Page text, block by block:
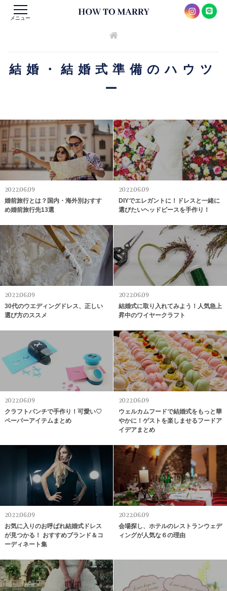
メニュー
結婚・結婚式準備のハウツ
ー
2022.06.09
婚前旅行とは？国内・海外別おすす
め婚前旅行先13選
2022.06.09
DIYでエレガントに！ドレスと一緒に
選びたいヘッドピースを手作り！
2022.06.09
30代のウエディングドレス、正しい
選び方のススメ
2022.06.09
結婚式に取り入れてみよう！人気急上
昇中のワイヤークラフト
2022.06.09
クラフトパンチで手作り！可愛い♡
ペーパーアイテムまとめ
2022.06.09
ウェルカムフードで結婚式をもっと華
やかに！ゲストを楽しませるフードア
イデアまとめ
2022.06.09
お気に入りのお呼ばれ結婚式ドレス
が見つかる！ おすすめブランド＆コ
ーディネート集
2022.06.09
会場探し、ホテルのレストランウェデ
ィングが人気な６の理由